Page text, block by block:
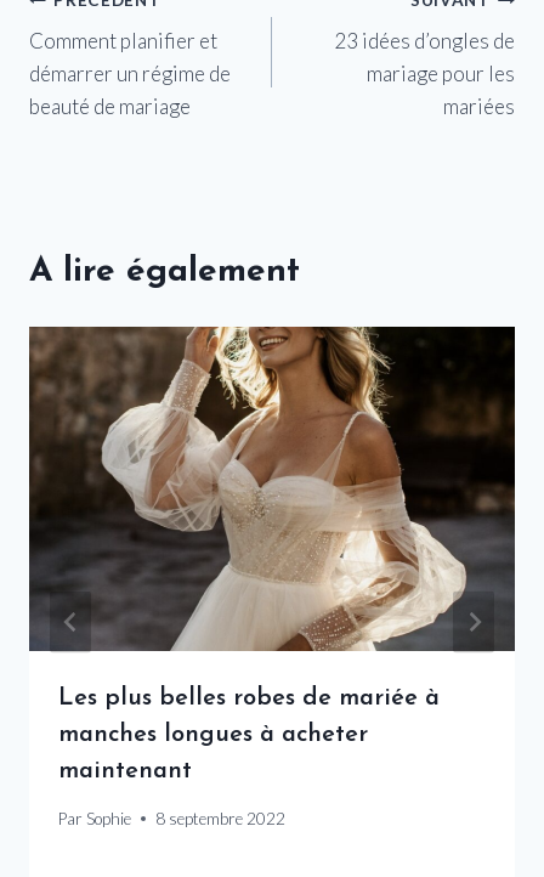
de
l’article
Comment planifier et
démarrer un régime de
beauté de mariage
23 idées d’ongles de
mariage pour les
mariées
A lire également
Les plus belles robes de mariée à
manches longues à acheter
maintenant
Par Sophie 8 septembre 2022